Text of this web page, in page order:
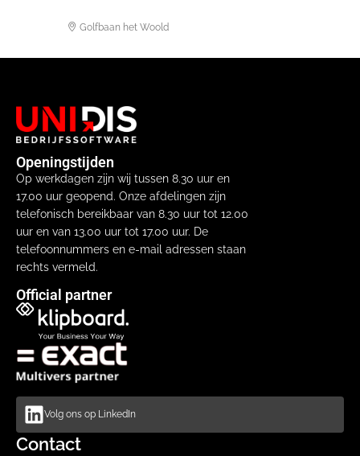
Golfbaan het Woold
Openingstijden
Op werkdagen zijn wij tussen 8.30 uur en
17.00 uur geopend. Onze afdelingen zijn
telefonisch bereikbaar van 8.30 uur tot 12.00
uur en van 13.00 uur tot 17.00 uur. De
telefoonnummers en e-mail adressen staan
rechts vermeld.
Official partner
Volg ons op LinkedIn
Contact